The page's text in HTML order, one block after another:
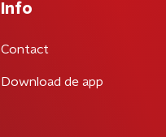
Info
Contact
Download de app